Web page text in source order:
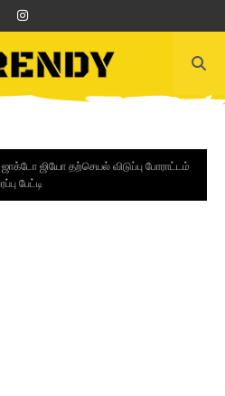
ஜியோ தற்செயல் விடுப்பு போராட்டம்
பேட்டி